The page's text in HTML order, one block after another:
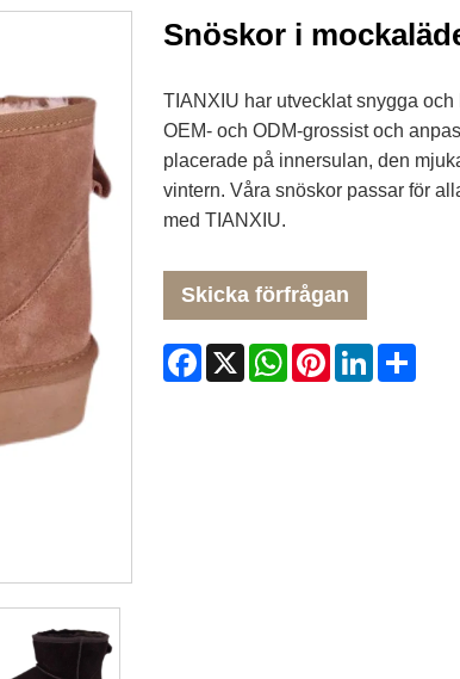
Snöskor i
TIANXIU har utvecklat snygga
OEM- och ODM-grossist och
placerade på innersulan, den
vintern. Våra snöskor passar för
med TIANXIU.
Skicka förfrågan
Facebook
X WhatsApp
PinterestLinkedIn